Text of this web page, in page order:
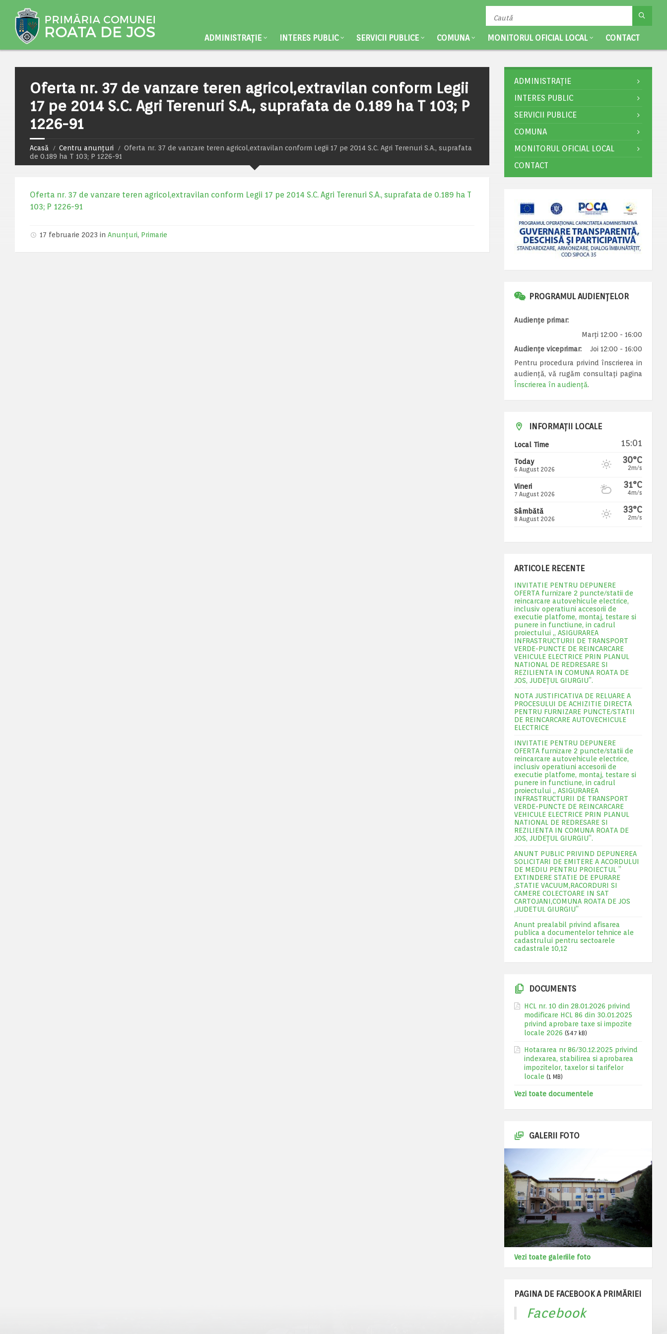
ADMINISTRAȚIE INTERES PUBLIC SERVICII PUBLICE COMUNA MONITORUL OFICIAL LOCAL CONTACT
Oferta nr. 37 de vanzare teren agricol,extravilan conform Legii
17 pe 2014 S.C. Agri Terenuri S.A., suprafata de 0.189 ha T 103; P
1226-91
Acasă Centru anunțuri
Oferta nr. 37 de vanzare teren agricol,extravilan conform Legii 17 pe 2014 S.C. Agri Terenuri S.A., suprafata
de 0.189 ha T 103; P 1226-91
Oferta nr. 37 de vanzare teren agricol,extravilan conform Legii 17 pe 2014 S.C. Agri Terenuri S.A., suprafata de 0.189 ha T
103; P 1226-91
17 februarie 2023 in Anunțuri, Primarie
ADMINISTRAȚIE
INTERES PUBLIC
SERVICII PUBLICE
COMUNA
MONITORUL OFICIAL LOCAL
CONTACT
PROGRAMUL AUDIENȚELOR
Audiențe primar:
Marți 12:00 - 16:00
Audiențe viceprimar:
Joi 12:00 - 16:00
Pentru procedura privind înscrierea in
audiență, vă rugăm consultați pagina
Înscrierea în audiență.
INFORMAȚII LOCALE
Local Time 15:01
Today
6 August 2026
30°C
2m/s
Vineri
7 August 2026
31°C
4m/s
Sâmbătă
8 August 2026
33°C
2m/s
ARTICOLE RECENTE
INVITATIE PENTRU DEPUNERE
OFERTA furnizare 2 puncte/statii de
reincarcare autovehicule electrice,
inclusiv operatiuni accesorii de
executie platfome, montaj, testare si
punere in functiune, in cadrul
proiectului „ ASIGURAREA
INFRASTRUCTURII DE TRANSPORT
VERDE-PUNCTE DE REINCARCARE
VEHICULE ELECTRICE PRIN PLANUL
NATIONAL DE REDRESARE SI
REZILIENTA IN COMUNA ROATA DE
JOS, JUDEŢUL GIURGIU”.
NOTA JUSTIFICATIVA DE RELUARE A
PROCESULUI DE ACHIZITIE DIRECTA
PENTRU FURNIZARE PUNCTE/STATII
DE REINCARCARE AUTOVECHICULE
ELECTRICE
INVITATIE PENTRU DEPUNERE
OFERTA furnizare 2 puncte/statii de
reincarcare autovehicule electrice,
inclusiv operatiuni accesorii de
executie platfome, montaj, testare si
punere in functiune, in cadrul
proiectului „ ASIGURAREA
INFRASTRUCTURII DE TRANSPORT
VERDE-PUNCTE DE REINCARCARE
VEHICULE ELECTRICE PRIN PLANUL
NATIONAL DE REDRESARE SI
REZILIENTA IN COMUNA ROATA DE
JOS, JUDEŢUL GIURGIU”.
ANUNT PUBLIC PRIVIND DEPUNEREA
SOLICITARI DE EMITERE A ACORDULUI
DE MEDIU PENTRU PROIECTUL ”
EXTINDERE STATIE DE EPURARE
,STATIE VACUUM,RACORDURI SI
CAMERE COLECTOARE IN SAT
CARTOJANI,COMUNA ROATA DE JOS
,JUDETUL GIURGIU”
Anunt prealabil privind afisarea
publica a documentelor tehnice ale
cadastrului pentru sectoarele
cadastrale 10,12
DOCUMENTS
HCL nr. 10 din 28.01.2026 privind
modificare HCL 86 din 30.01.2025
privind aprobare taxe si impozite
locale 2026 (547 kB)
Hotararea nr 86/30.12.2025 privind
indexarea, stabilirea si aprobarea
impozitelor, taxelor si tarifelor
locale (1 MB)
Vezi toate documentele
GALERII FOTO
Vezi toate galeriile foto
PAGINA DE FACEBOOK A PRIMĂRIEI
Facebook